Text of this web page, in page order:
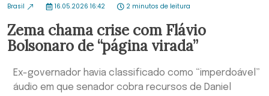
Brasil 16.05.2026 16:42 2 minutos de leitura
Zema chama crise com Flávio
Bolsonaro de “página virada”
Ex-governador havia classificado como “imperdoável”
áudio em que senador cobra recursos de Daniel